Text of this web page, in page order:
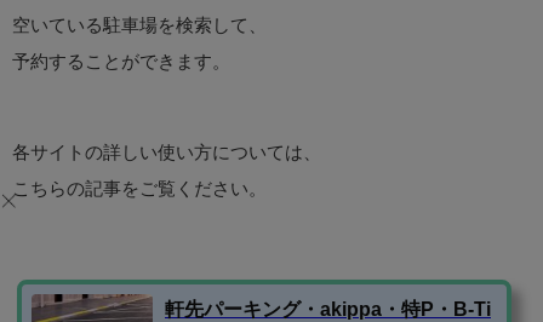
空いている駐車場を検索して、
予約することができます。
各サイトの詳しい使い方については、
こちらの記事をご覧ください。
軒先パーキング・akippa・特P・B-Ti